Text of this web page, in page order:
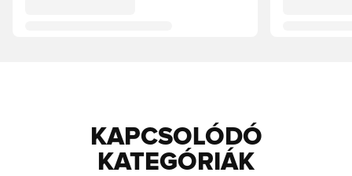
KAPCSOLÓDÓ
KATEGÓRIÁK